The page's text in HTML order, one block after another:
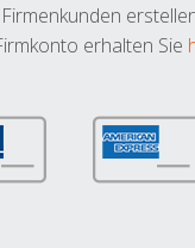
erhalten Sie